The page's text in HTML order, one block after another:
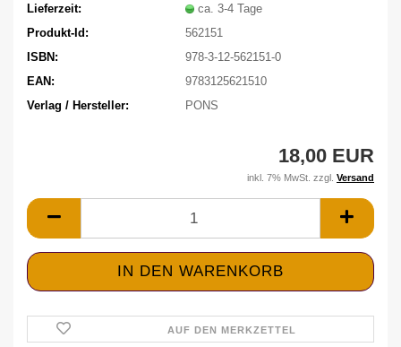
Lieferzeit:
ca. 3-4 Tage
Produkt-Id:
562151
ISBN:
978-3-12-562151-0
EAN:
9783125621510
Verlag / Hersteller:
PONS
18,00 EUR
inkl. 7% MwSt. zzgl. Versand
AUF DEN MERKZETTEL